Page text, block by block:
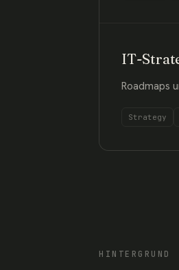
IT-
Roadmaps
Strategy
HINTERGRUND